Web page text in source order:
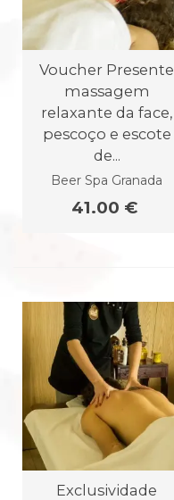
Voucher Presente
massagem
relaxante da face,
pescoço e escote
de...
Beer Spa Granada
41.00 €
Exclusividade